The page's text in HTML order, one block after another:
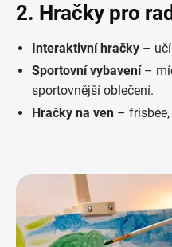
2. Hračky pro
Interaktivní hračky –
Sportovní vybavení–
sportovnější oblečení.
Hračky na ven –